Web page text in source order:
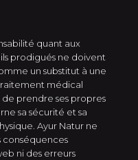
quant aux
prodigués ne doivent
un substitut à une
médical
prendre ses propres
sa sécurité et sa
Ayur Natur ne
ni des erreurs